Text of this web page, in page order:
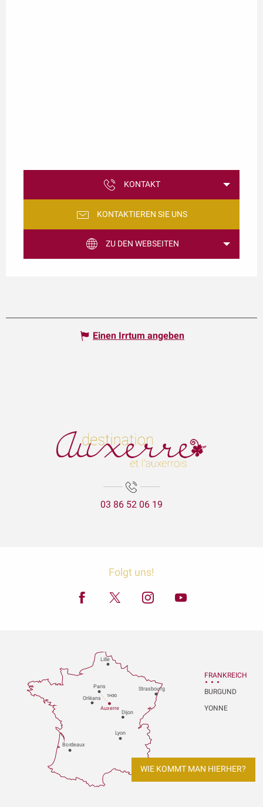
KONTAKT
KONTAKTIEREN SIE UNS
ZU DEN WEBSEITEN
Einen Irrtum angeben
03 86 52 06 19
Folgt uns!
Paris
Dijon
Orléans
Bordeaux
Lyon
Auxerre
Strasbourg
Lille
1H30
FRANKREICH
BURGUND
YONNE
WIE KOMMT MAN HIERHER?